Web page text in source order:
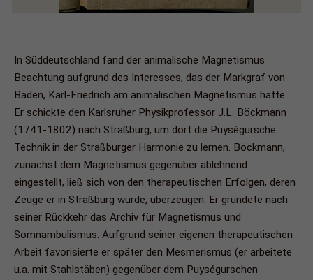
In Süddeutschland fand der animalische Magnetismus
Beachtung aufgrund des Interesses, das der Markgraf von
Baden, Karl-Friedrich am animalischen Magnetismus hatte.
Er schickte den Karlsruher Physikprofessor J.L. Böckmann
(1741-1802) nach Straßburg, um dort die Puységursche
Technik in der Straßburger Harmonie zu lernen. Böckmann,
zunächst dem Magnetismus gegenüber ablehnend
eingestellt, ließ sich von den therapeutischen Erfolgen, deren
Zeuge er in Straßburg wurde, überzeugen. Er gründete nach
seiner Rückkehr das Archiv für Magnetismus und
Somnambulismus. Aufgrund seiner eigenen therapeutischen
Arbeit favorisierte er später den Mesmerismus (er arbeitete
u.a. mit Stahlstäben) gegenüber dem Puységurschen